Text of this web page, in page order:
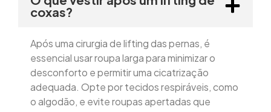
coxas?
Após uma cirurgia de lifting das pernas, é
essencial usar roupa larga para minimizar o
desconforto e permitir uma cicatrização
adequada. Opte por tecidos respiráveis, como
o algodão, e evite roupas apertadas que